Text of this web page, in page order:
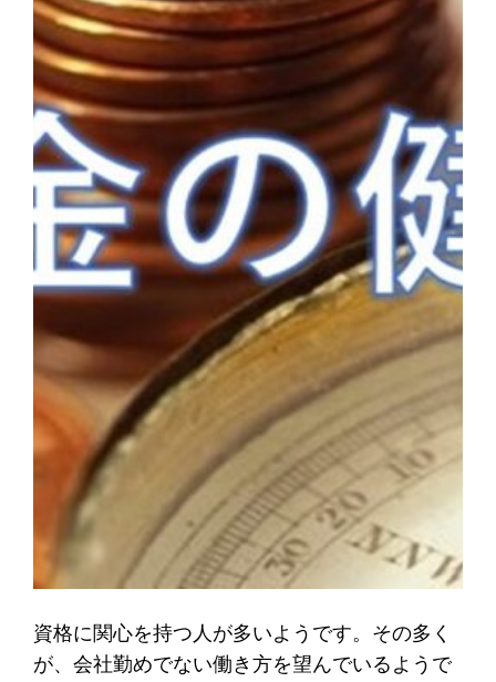
資格に関心を持つ人が多いようです。その多く
が、会社勤めでない働き方を望んでいるようで